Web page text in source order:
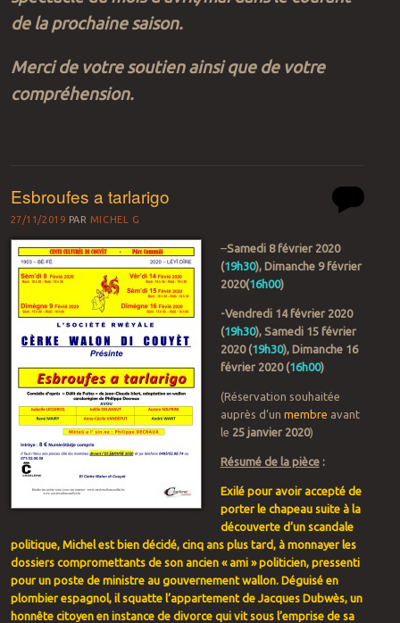
de la prochaine saison.
Merci de votre soutien ainsi que de votre
compréhension.
Esbroufes a tarlarigo
27/11/2019 PAR MICHEL G
–Samedi 8 février 2020
(19h30), Dimanche 9 février
2020(16h00)
-Vendredi 14 février 2020
(19h30), Samedi 15 février
2020 (19h30), Dimanche 16
février 2020 (16h00)
(Réservation souhaitée
auprès d’un membre avant
le 25 janvier 2020)
Résumé de la pièce:
Exilé pour avoir accepté de
porter le chapeau suite à la
découverte d’un scandale
politique, Michel est bien décidé, cinq ans plus tard, à monnayer les
dossiers compromettants de son ancien « ami » politicien, pressenti
pour un poste de ministre au gouvernement wallon. Déguisé en
plombier espagnol, il squatte l’appartement de Jacques Dubwès, un
honnête citoyen en instance de divorce qui vit sous l’emprise de sa